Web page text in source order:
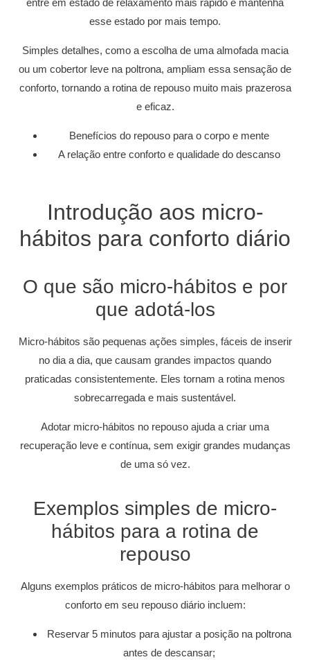
entre em estado de relaxamento mais rápido e mantenha
esse estado por mais tempo.
Simples detalhes, como a escolha de uma almofada macia
ou um cobertor leve na poltrona, ampliam essa sensação de
conforto, tornando a rotina de repouso muito mais prazerosa
e eficaz.
Benefícios do repouso para o corpo e mente
A relação entre conforto e qualidade do descanso
Introdução aos micro-
hábitos para conforto diário
O que são micro-hábitos e por
que adotá-los
Micro-hábitos são pequenas ações simples, fáceis de inserir
no dia a dia, que causam grandes impactos quando
praticadas consistentemente. Eles tornam a rotina menos
sobrecarregada e mais sustentável.
Adotar micro-hábitos no repouso ajuda a criar uma
recuperação leve e contínua, sem exigir grandes mudanças
de uma só vez.
Exemplos simples de micro-
hábitos para a rotina de
repouso
Alguns exemplos práticos de micro-hábitos para melhorar o
conforto em seu repouso diário incluem:
Reservar 5 minutos para ajustar a posição na poltrona
antes de descansar;